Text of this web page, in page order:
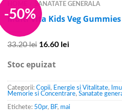
-50%
SANATATE GENERALA
Multi Vita Kids Veg
33.20lei 16.60 lei
Stoc epuizat
Categorii: Copii, Energie si Vitalitate,
Memorie si Concentrare, Sanatate
Etichete: 50pr, BF, mai